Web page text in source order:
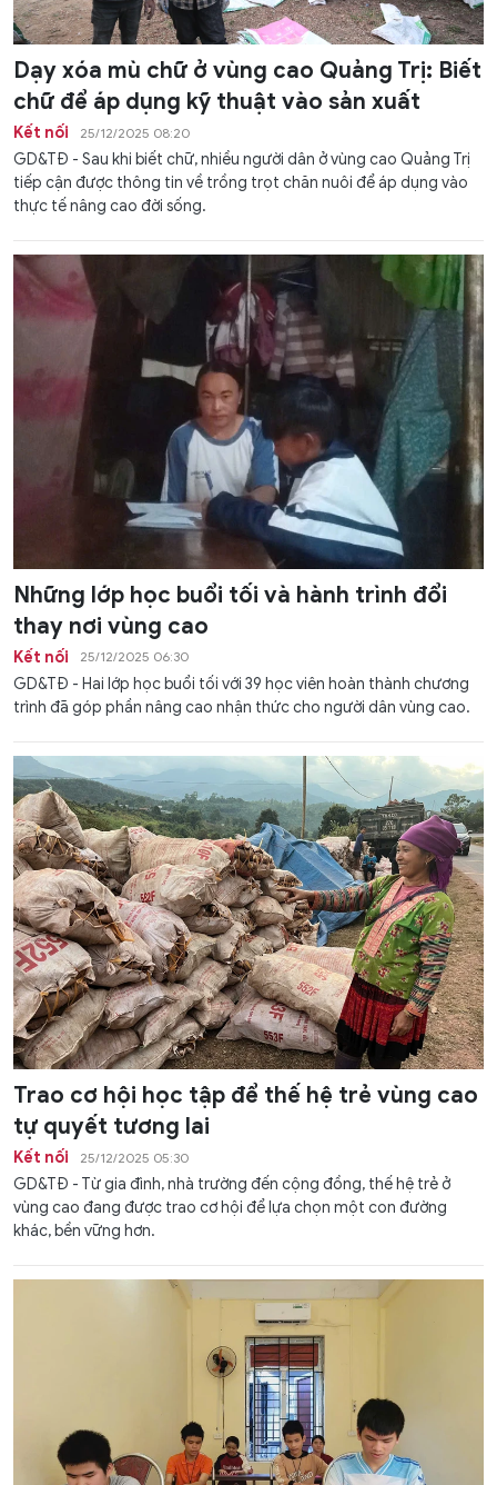
Dạy xóa mù chữ ở vùng cao Quảng Trị: Biết
chữ để áp dụng kỹ thuật vào sản xuất
Kết nối 25/12/2025 08:20
GD&TĐ - Sau khi biết chữ, nhiều người dân ở vùng cao Quảng Trị
tiếp cận được thông tin về trồng trọt chăn nuôi để áp dụng vào
thực tế nâng cao đời sống.
Những lớp học buổi tối và hành trình đổi
thay nơi vùng cao
Kết nối 25/12/2025 06:30
GD&TĐ - Hai lớp học buổi tối với 39 học viên hoàn thành chương
trình đã góp phần nâng cao nhận thức cho người dân vùng cao.
Trao cơ hội học tập để thế hệ trẻ vùng cao
tự quyết tương lai
Kết nối 25/12/2025 05:30
GD&TĐ - Từ gia đình, nhà trường đến cộng đồng, thế hệ trẻ ở
vùng cao đang được trao cơ hội để lựa chọn một con đường
khác, bền vững hơn.